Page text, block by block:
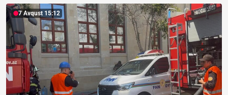
7 Avqust 15:12